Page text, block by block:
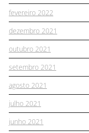
fevereiro 2022
dezembro 2021
outubro 2021
setembro 2021
agosto 2021
julho 2021
junho 2021